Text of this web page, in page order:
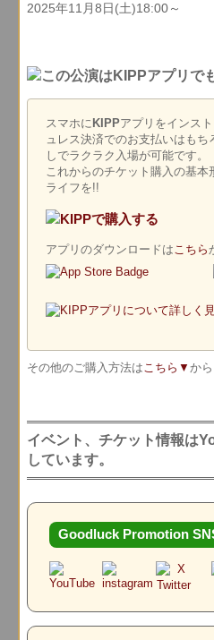
2025年11月8日(土)18:00～
スマホに KIPPアプリをインス
ュレス決済でのお支払いはも
しでラクラク入場が可能です。
これからのチケット購入の基本
ライフを!!
アプリのダウンロードは こちら
その他のご購入方法は こちら▼ から
イベント、チケット情報は
しています。
Goodluck Promotion